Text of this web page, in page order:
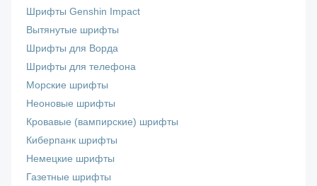
Шрифты Genshin Impact
Вытянутые шрифты
Шрифты для Ворда
Шрифты для телефона
Морские шрифты
Неоновые шрифты
Кровавые (вампирские) шрифты
Киберпанк шрифты
Немецкие шрифты
Газетные шрифты